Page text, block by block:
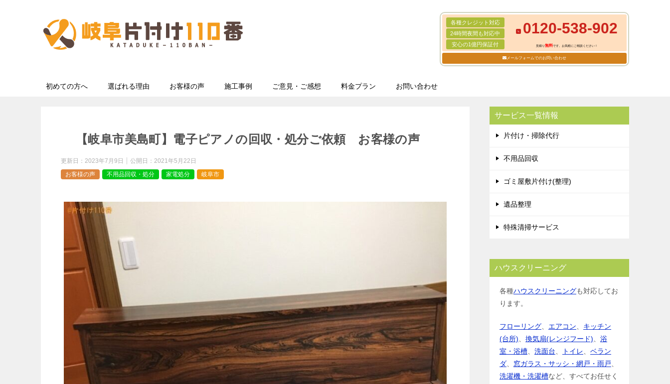
各種クレジット対応
24時間夜間も対応中
安心の1億円保証付
0120-538-902
見積り無料です。お気軽にご相談ください！
メールフォームでのお問い合わせ
初めての方へ 選ばれる理由 お客様の声 施工事例 ご意見・ご感想 料金プラン お問い合わせ
【岐阜市美島町】電子ピアノの回収・処分ご依頼 お客様の声
更新日： 2023年7月9日 公開日： 2021年5月22日
お客様の声
不用品回収・処分 家電処分 岐阜市
サービス一覧情報
片付け・掃除代行
不用品回収
ゴミ屋敷片付け(整理)
遺品整理
特殊清掃サービス
ハウスクリーニング
各種ハウスクリーニングも対応してお
ります。
フローリング エアコン
キッチン
(台所)
換気扇(レンジフード)
浴
室・浴槽
洗面台 トイレ
ベラン
ダ
窓ガラス・サッシ・網戸・雨戸
洗濯機・洗濯槽など、すべてお任せく